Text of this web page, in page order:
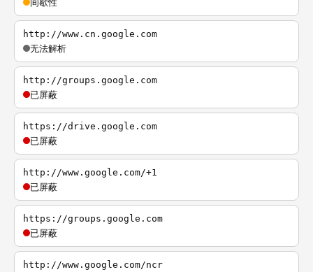
http://www.cn.google.com
无法解析
http://groups.google.com
已屏蔽
https://drive.google.com
已屏蔽
http://www.google.com/+1
已屏蔽
https://groups.google.com
已屏蔽
http://www.google.com/ncr